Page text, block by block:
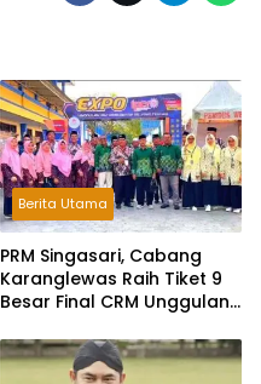
Berita Utama
PRM Singasari, Cabang
Karanglewas Raih Tiket 9
Besar Final CRM Unggulan